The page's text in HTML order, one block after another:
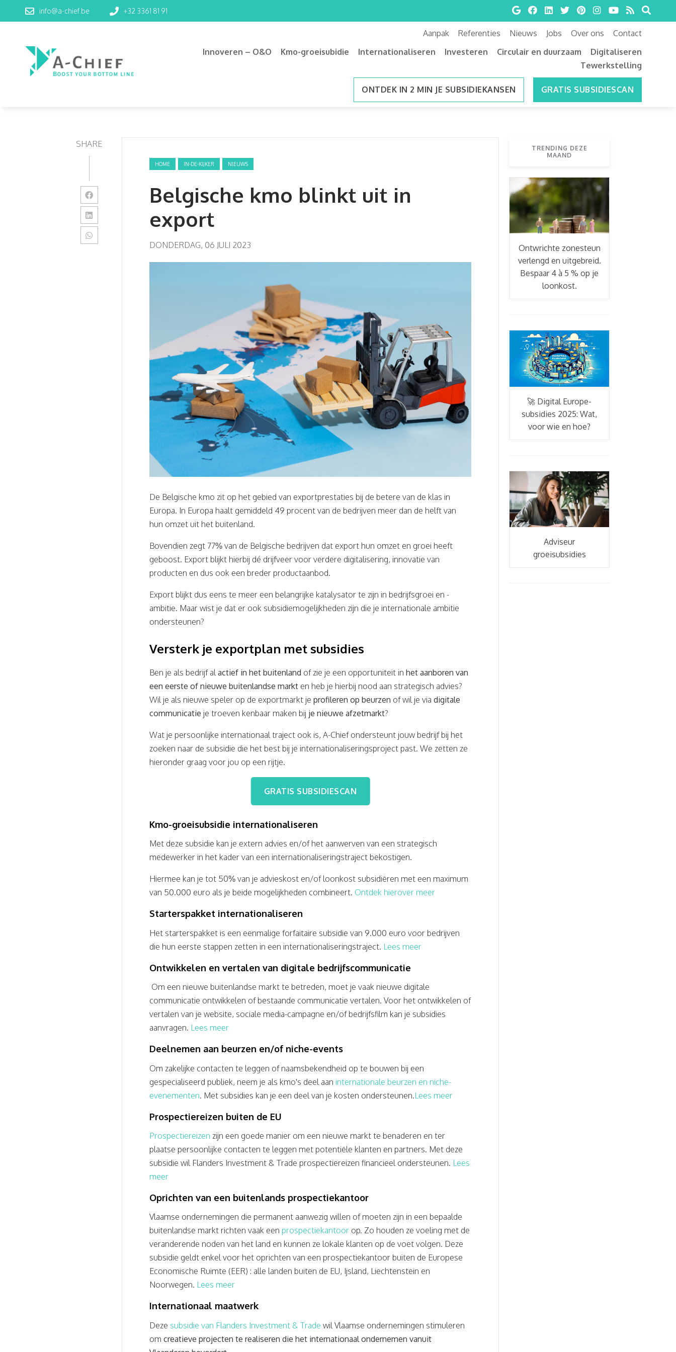
info@a-chief.be +32 3361 81 91
Aanpak Referenties Nieuws Jobs Over ons
Contact
Innoveren – O&O
Kmo-groeisubidie Internationaliseren Investeren Circulair en duurzaam
Digitaliseren
Tewerkstelling
ONTDEK IN 2 MIN JE SUBSIDIEKANSEN GRATIS SUBSIDIESCAN
SHARE
HOME IN-DE-KIJKER NIEUWS
Belgische kmo blinkt uit in
export
DONDERDAG, 06 JULI 2023
De Belgische kmo zit op het gebied van exportprestaties bij de betere van de klas in
Europa. In Europa haalt gemiddeld 49 procent van de bedrijven meer dan de helft van
hun omzet uit het buitenland.
Bovendien zegt 77% van de Belgische bedrijven dat export hun omzet en groei heeft
geboost. Export blijkt hierbij dé drijfveer voor verdere digitalisering, innovatie van
producten en dus ook een breder productaanbod.
Export blijkt dus eens te meer een belangrijke katalysator te zijn in bedrijfsgroei en -
ambitie. Maar wist je dat er ook subsidiemogelijkheden zijn die je internationale ambitie
ondersteunen?
Versterk je exportplan met subsidies
Ben je als bedrijf al actief in het buitenland of zie je een opportuniteit in het aanboren van
een eerste of nieuwe buitenlandse markt en heb je hierbij nood aan strategisch advies?
Wil je als nieuwe speler op de exportmarkt je profileren op beurzen of wil je via digitale
communicatie je troeven kenbaar maken bij je nieuwe afzetmarkt?
Wat je persoonlijke internationaal traject ook is, A-Chief ondersteunt jouw bedrijf bij het
zoeken naar de subsidie die het best bij je internationaliseringsproject past. We zetten ze
hieronder graag voor jou op een rijtje.
GRATIS SUBSIDIESCAN
Kmo-groeisubsidie internationaliseren
Met deze subsidie kan je extern advies en/of het aanwerven van een strategisch
medewerker in het kader van een internationaliseringstraject bekostigen.
Hiermee kan je tot 50% van je advieskost en/of loonkost subsidiëren met een maximum
van 50.000 euro als je beide mogelijkheden combineert. Ontdek hierover meer
Starterspakket internationaliseren
Het starterspakket is een eenmalige forfaitaire subsidie van 9.000 euro voor bedrijven
die hun eerste stappen zetten in een internationaliseringstraject. Lees meer
Ontwikkelen en vertalen van digitale bedrijfscommunicatie
Om een nieuwe buitenlandse markt te betreden, moet je vaak nieuwe digitale
communicatie ontwikkelen of bestaande communicatie vertalen. Voor het ontwikkelen of
vertalen van je website, sociale media-campagne en/of bedrijfsfilm kan je subsidies
aanvragen. Lees meer
Deelnemen aan beurzen en/of niche-events
Om zakelijke contacten te leggen of naamsbekendheid op te bouwen bij een
gespecialiseerd publiek, neem je als kmo's deel aan internationale beurzen en niche-
evenementen. Met subsidies kan je een deel van je kosten ondersteunen.Lees meer
Prospectiereizen buiten de EU
Prospectiereizen zijn een goede manier om een nieuwe markt te benaderen en ter
plaatse persoonlijke contacten te leggen met potentiële klanten en partners. Met deze
subsidie wil Flanders Investment & Trade prospectiereizen financieel ondersteunen. Lees
meer
Oprichten van een buitenlands prospectiekantoor
Vlaamse ondernemingen die permanent aanwezig willen of moeten zijn in een bepaalde
buitenlandse markt richten vaak een prospectiekantoor op. Zo houden ze voeling met de
veranderende noden van het land en kunnen ze lokale klanten op de voet volgen. Deze
subsidie geldt enkel voor het oprichten van een prospectiekantoor buiten de Europese
Economische Ruimte (EER) : alle landen buiten de EU, Ijsland, Liechtenstein en
Noorwegen. Lees meer
Internationaal maatwerk
Deze subsidie van Flanders Investment & Trade wil Vlaamse ondernemingen stimuleren
om creatieve projecten te realiseren die het internationaal ondernemen vanuit
TRENDING DEZE
MAAND
Ontwrichte zonesteun
verlengd en uitgebreid.
Bespaar 4 à 5 % op je
loonkost.
🚀 Digital Europe-
subsidies 2025: Wat,
voor wie en hoe?
Adviseur
groeisubsidies